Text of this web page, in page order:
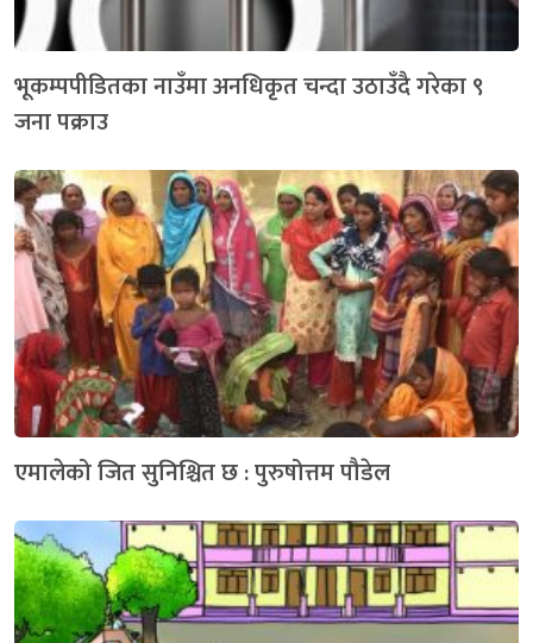
भूकम्पपीडितका नाउँमा अनधिकृत चन्दा उठाउँदै गरेका ९
जना पक्राउ
एमालेको जित सुनिश्चित छ : पुरुषोत्तम पौडेल